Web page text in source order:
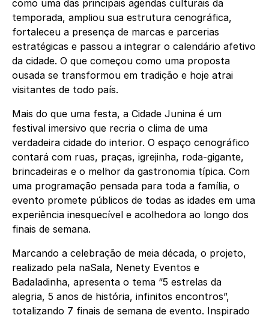
como uma das principais agendas culturais da
temporada, ampliou sua estrutura cenográfica,
fortaleceu a presença de marcas e parcerias
estratégicas e passou a integrar o calendário afetivo
da cidade. O que começou como uma proposta
ousada se transformou em tradição e hoje atrai
visitantes de todo país.
Mais do que uma festa, a Cidade Junina é um
festival imersivo que recria o clima de uma
verdadeira cidade do interior. O espaço cenográfico
contará com ruas, praças, igrejinha, roda-gigante,
brincadeiras e o melhor da gastronomia típica. Com
uma programação pensada para toda a família, o
evento promete públicos de todas as idades em uma
experiência inesquecível e acolhedora ao longo dos
finais de semana.
Marcando a celebração de meia década, o projeto,
realizado pela naSala, Nenety Eventos e
Badaladinha, apresenta o tema “5 estrelas da
alegria, 5 anos de história, infinitos encontros”,
totalizando 7 finais de semana de evento. Inspirado